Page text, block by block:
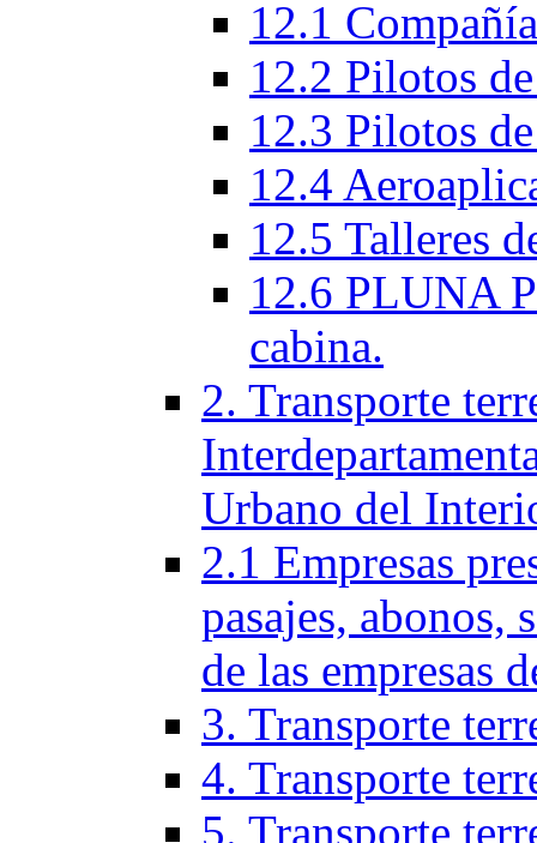
12.1
12.2 Pilotos
12.3 Pilotos
12.4
12.5 Talleres
12.6 PLUNA
cabina.
2. Transporte
Urbano del
2.1 Empresas
pasajes, abonos,
de las empresas
3. Transporte
4. Transporte
5. Transporte